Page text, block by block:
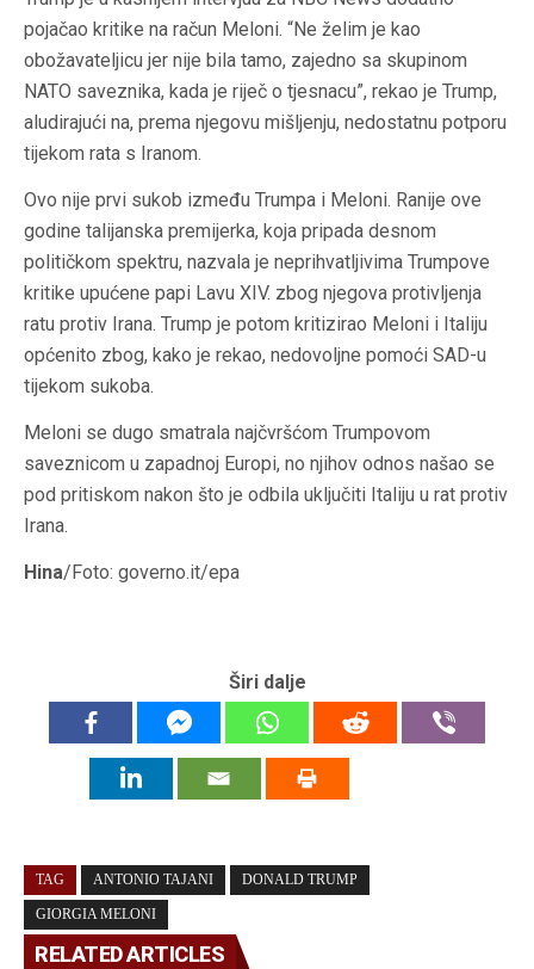
pojačao kritike na račun Meloni. “Ne želim je kao
obožavateljicu jer nije bila tamo, zajedno sa skupinom
NATO saveznika, kada je riječ o tjesnacu”, rekao je Trump,
aludirajući na, prema njegovu mišljenju, nedostatnu potporu
tijekom rata s Iranom.
Ovo nije prvi sukob između Trumpa i Meloni. Ranije ove
godine talijanska premijerka, koja pripada desnom
političkom spektru, nazvala je neprihvatljivima Trumpove
kritike upućene papi Lavu XIV. zbog njegova protivljenja
ratu protiv Irana. Trump je potom kritizirao Meloni i Italiju
općenito zbog, kako je rekao, nedovoljne pomoći SAD-u
tijekom sukoba.
Meloni se dugo smatrala najčvršćom Trumpovom
saveznicom u zapadnoj Europi, no njihov odnos našao se
pod pritiskom nakon što je odbila uključiti Italiju u rat protiv
Irana.
Hina/Foto: governo.it/epa
Širi dalje
TAG ANTONIO TAJANI DONALD TRUMP
GIORGIA MELONI
RELATED ARTICLES